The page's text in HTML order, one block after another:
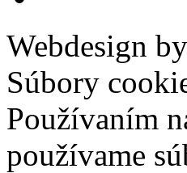
Webdesign by
Súbory
Používaním
používame